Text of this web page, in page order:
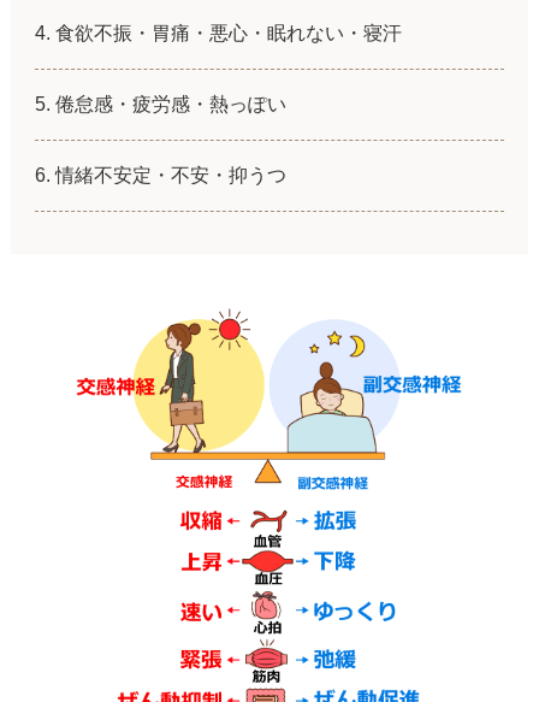
食欲不振・胃痛・悪心・眠れない・寝汗
倦怠感・疲労感・熱っぽい
情緒不安定・不安・抑うつ